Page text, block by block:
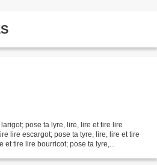
pose ta lyre, lire, lire et tire lire
lire escargot; pose ta tyre, lire, lire et tire
et tire lire bourricot; pose ta lyre,...